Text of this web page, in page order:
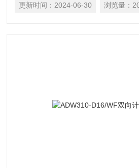
NB、4G 等无线通讯方式，增加了外置
更新时间： 2024-06-30 浏览量：